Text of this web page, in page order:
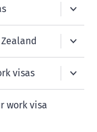
visas
work visa